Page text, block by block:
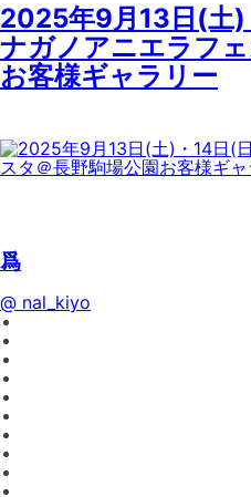
2025年9月13日(土
ナガノアニエラフ
お客様ギャラリー
爲
@ nal_kiyo